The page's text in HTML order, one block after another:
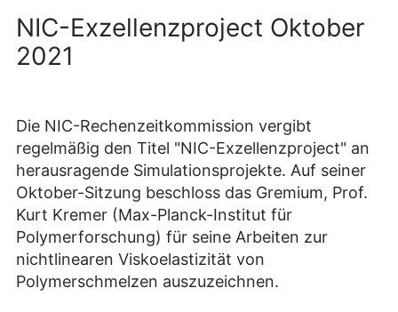
NIC-Exzellenzproject Oktober
2021
Die NIC-Rechenzeitkommission vergibt
regelmäßig den Titel "NIC-Exzellenzproject" an
herausragende Simulationsprojekte. Auf seiner
Oktober-Sitzung beschloss das Gremium, Prof.
Kurt Kremer (Max-Planck-Institut für
Polymerforschung) für seine Arbeiten zur
nichtlinearen Viskoelastizität von
Polymerschmelzen auszuzeichnen.